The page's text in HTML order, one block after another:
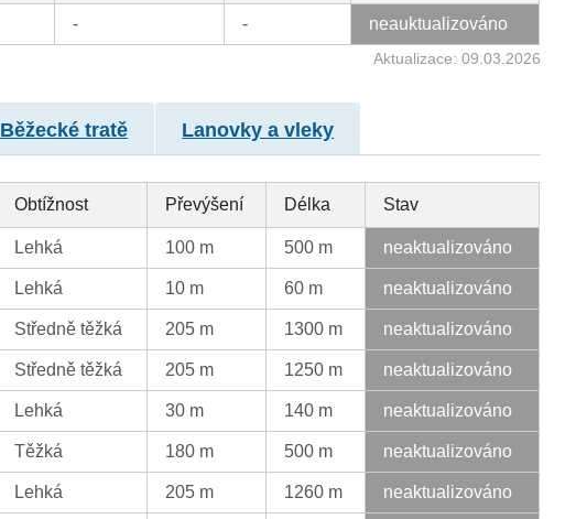
- - neauktualizováno
Aktualizace: 09.03.2026
Běžecké tratě Lanovky a vleky
Obtížnost Převýšení Délka Stav
Lehká 100 m 500 m neaktualizováno
Lehká 10 m 60 m neaktualizováno
Středně těžká 205 m 1300 m neaktualizováno
Středně těžká 205 m 1250 m neaktualizováno
Lehká 30 m 140 m neaktualizováno
Těžká 180 m 500 m neaktualizováno
Lehká 205 m 1260 m neaktualizováno